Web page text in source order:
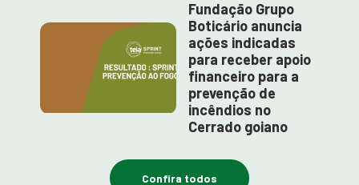
Fundação Grupo
Boticário anuncia
ações indicadas
para receber apoio
financeiro para a
prevenção de
incêndios no
Cerrado goiano
Confira todos